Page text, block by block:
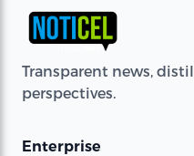
Transparent news,
perspectives.
Enterprise